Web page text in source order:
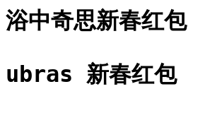
浴中奇思新春红包
ubras 新春红包